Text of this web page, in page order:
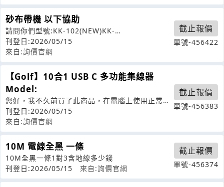
砂布帶機 以下協助
請問你們型號:KK-102(NEW)KK-
102(FIRSTGENERATION
刊登日:2026/05/15
來自:詢價官網
截止報價
單號-456422
【Golf】10合1 USB C 多功能集線器
Model:
您好，我不久前買了此商品，在電腦上使用正常，
但在手機上不能使用，我的手機之前使用
刊登日:2026/05/15
來自:詢價官網
截止報價
單號-456383
10M 電線全黑 一條
10M全黑一條1對3含地線多少錢
刊登日:2026/05/15
來自:詢價官網
截止報價
單號-456374